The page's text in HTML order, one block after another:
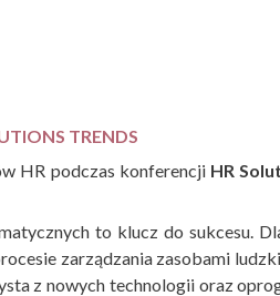
TRENDS
HR podczas konferencji HR
to klucz do sukcesu.
zarządzania zasobami
z nowych technologii oraz